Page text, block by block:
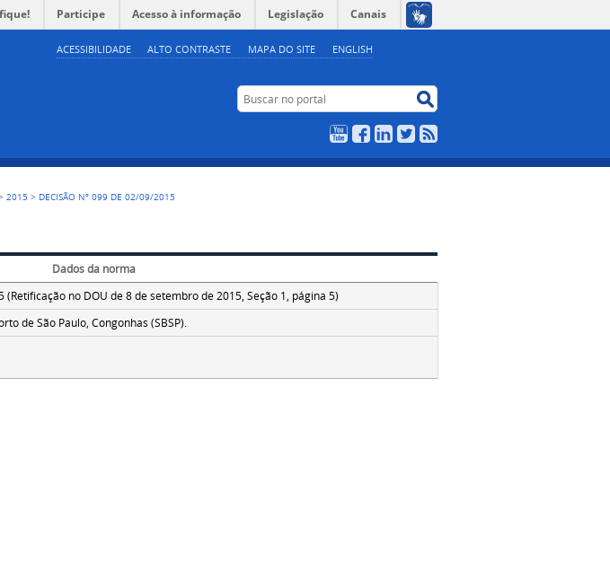
ACESSIBILIDADE ALTO CONTRASTE MAPA DO SITE ENGLISH
Participe Acesso à informação Legislação Canais
Buscar no portal
YouTubeFacebookLinkedIn
Twitter
2015 > DECISÃO Nº 099 DE 02/09/2015
Dados da norma
(Retificação no DOU de 8 de setembro de 2015, Seção 1, página 5)
de São Paulo, Congonhas (SBSP).